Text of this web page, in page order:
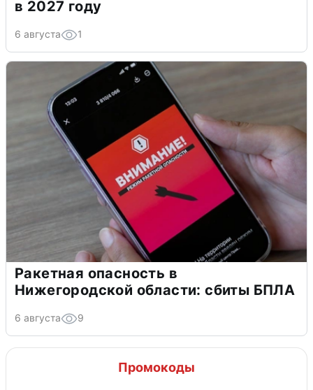
в 2027 году
6 августа 1
Ракетная опасность в
Нижегородской области: сбиты БПЛА
6 августа 9
Промокоды